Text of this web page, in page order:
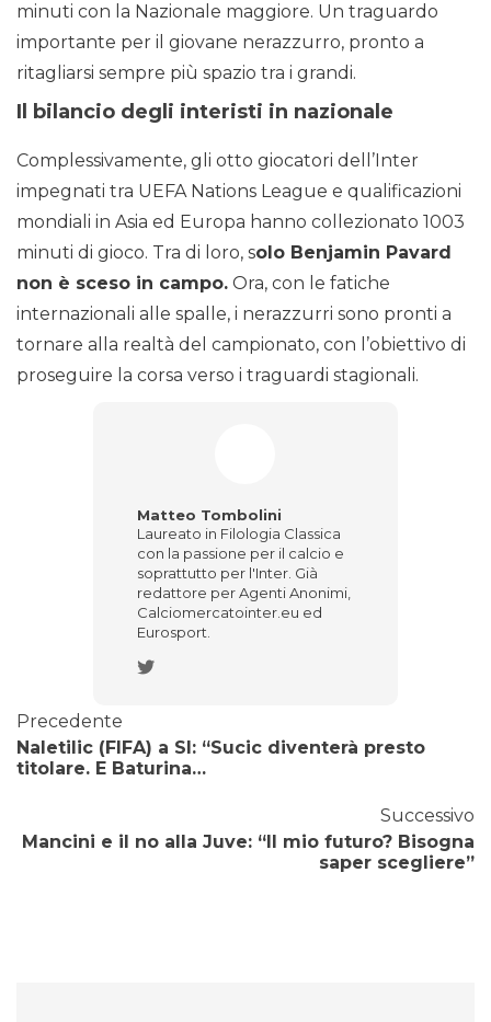
minuti con la Nazionale maggiore. Un traguardo
importante per il giovane nerazzurro, pronto a
ritagliarsi sempre più spazio tra i grandi.
Il bilancio degli interisti in nazionale
Complessivamente, gli otto giocatori dell’Inter
impegnati tra UEFA Nations League e qualificazioni
mondiali in Asia ed Europa hanno collezionato 1003
minuti di gioco. Tra di loro, solo Benjamin Pavard
non è sceso in campo. Ora, con le fatiche
internazionali alle spalle, i nerazzurri sono pronti a
tornare alla realtà del campionato, con l’obiettivo di
proseguire la corsa verso i traguardi stagionali.
Matteo Tombolini
Laureato in Filologia Classica
con la passione per il calcio e
soprattutto per l'Inter. Già
redattore per Agenti Anonimi,
Calciomercatointer.eu ed
Eurosport.
Precedente
Naletilic (FIFA) a SI: “Sucic diventerà presto
titolare. E Baturina…
Successivo
Mancini e il no alla Juve: “Il mio futuro? Bisogna
saper scegliere”